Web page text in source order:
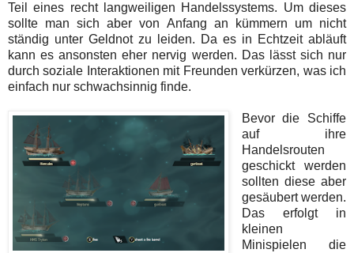
Teil eines recht langweiligen Handelssystems. Um dieses
sollte man sich aber von Anfang an kümmern um nicht
ständig unter Geldnot zu leiden. Da es in Echtzeit abläuft
kann es ansonsten eher nervig werden. Das lässt sich nur
durch soziale Interaktionen mit Freunden verkürzen, was ich
einfach nur schwachsinnig finde.
Bevor die Schiffe
auf ihre
Handelsrouten
geschickt werden
sollten diese aber
gesäubert werden.
Das erfolgt in
kleinen
Minispielen die